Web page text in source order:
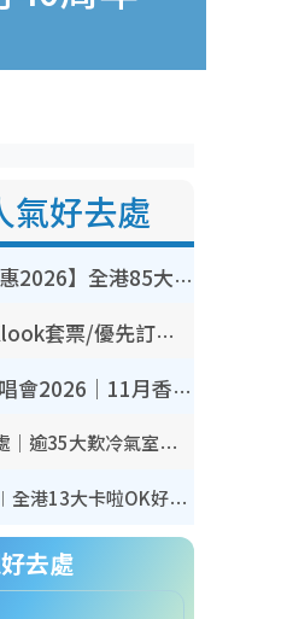
氣好去處
【8月生日優惠2026】全港85大食買玩著數攻略 自助餐/火鍋放題同行免費＋誠品/DONKI送現金券
人夫集團｜Klook套票/優先訂票/公開發售搶飛攻略！附票價.購票連結.場地座位表
BIGBANG演唱會2026｜11月香港啟德開3場！實名制VIP申請、優先購票攻略
香港室內好去處｜逾35大歎冷氣室內好去處推介 室內活動免費避雨無懼落雨
唱K推介2026︱全港13大卡啦OK好去處！最平$36起 日文K都有！(附地址+收費詳情)
去處